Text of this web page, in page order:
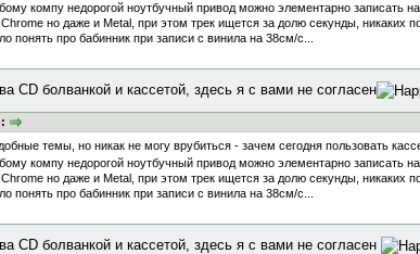
компу недорогой ноутбучный привод можно элементарно записать
но даже и Metal, при этом трек ищется за долю секунды, никаких
понять про бабинник при записи с винила на 38см/с...
CD болванкой и кассетой, здесь я с вами не согласен
темы, но никак не могу врубиться - зачем сегодня пользовать
компу недорогой ноутбучный привод можно элементарно записать
но даже и Metal, при этом трек ищется за долю секунды, никаких
понять про бабинник при записи с винила на 38см/с...
CD болванкой и кассетой, здесь я с вами не согласен